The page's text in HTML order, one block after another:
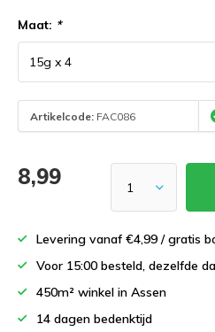
Maat: *
Artikelcode: FAC086
8,99
Levering vanaf €4,99 / gratis
Voor 15:00 besteld, dezelfde
450m² winkel in Assen
14 dagen bedenktijd